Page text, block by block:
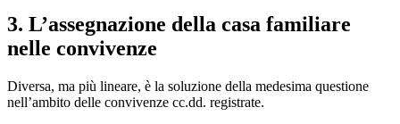
3. L’assegnazione della casa familiare
nelle convivenze
Diversa, ma più lineare, è la soluzione della medesima questione
nell’ambito delle convivenze cc.dd. registrate.